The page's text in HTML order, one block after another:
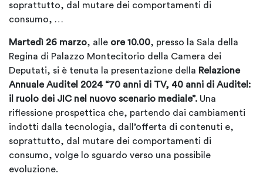
soprattutto, dal mutare dei comportamenti di
consumo, …
Martedì 26 marzo, alle ore 10.00, presso la Sala della
Regina di Palazzo Montecitorio della Camera dei
Deputati, si è tenuta la presentazione della Relazione
Annuale Auditel 2024 “70 anni di TV, 40 anni di Auditel:
il ruolo dei JIC nel nuovo scenario mediale”. Una
riflessione prospettica che, partendo dai cambiamenti
indotti dalla tecnologia, dall’offerta di contenuti e,
soprattutto, dal mutare dei comportamenti di
consumo, volge lo sguardo verso una possibile
evoluzione.